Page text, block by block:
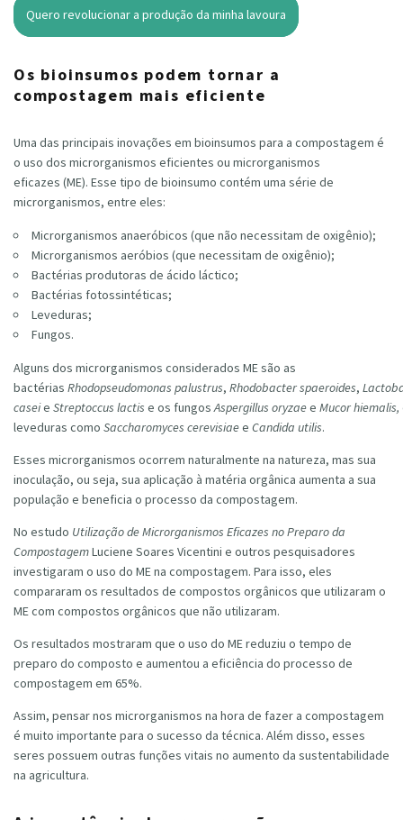
Quero revolucionar a produção da minha lavoura
Os bioinsumos podem tornar a
compostagem mais eficiente
Uma das principais inovações em bioinsumos para a compostagem é
o uso dos microrganismos eficientes ou microrganismos
eficazes (ME). Esse tipo de bioinsumo contém uma série de
microrganismos, entre eles:
Microrganismos anaeróbicos (que não necessitam de oxigênio);
Microrganismos aeróbios (que necessitam de oxigênio);
Bactérias produtoras de ácido láctico;
Bactérias fotossintéticas;
Leveduras;
Fungos.
Alguns dos microrganismos considerados ME são as
bactérias Rhodopseudomonas palustrus, Rhodobacter spaeroides,
caseie Streptoccus lactis e os fungosAspergillus oryzaee Mucor hiemalis,
leveduras como Saccharomyces cerevisiaee Candida utilis.
Esses microrganismos ocorrem naturalmente na natureza, mas sua
inoculação, ou seja, sua aplicação à matéria orgânica aumenta a sua
população e beneficia o processo da compostagem.
No estudo Utilização de Microrganismos Eficazes no Preparo da
CompostagemLuciene Soares Vicentini e outros pesquisadores
investigaram o uso do ME na compostagem. Para isso, eles
compararam os resultados de compostos orgânicos que utilizaram o
ME com compostos orgânicos que não utilizaram.
Os resultados mostraram que o uso do ME reduziu o tempo de
preparo do composto e aumentou a eficiência do processo de
compostagem em 65%.
Assim, pensar nos microrganismos na hora de fazer a compostagem
é muito importante para o sucesso da técnica. Além disso, esses
seres possuem outras funções vitais no aumento da sustentabilidade
na agricultura.